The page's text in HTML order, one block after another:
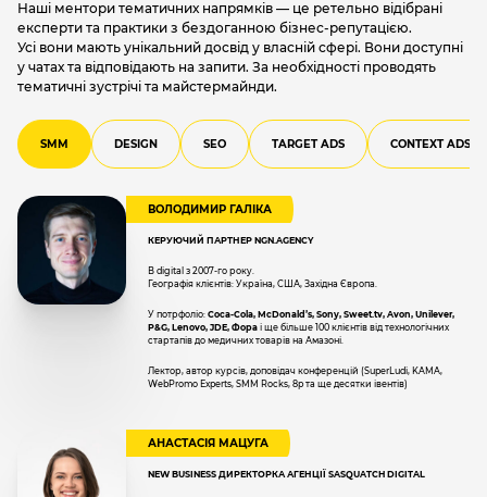
Наші ментори тематичних напрямків — це ретельно відібрані
експерти та практики з бездоганною бізнес-репутацією.
Усі вони мають унікальний досвід у власній сфері. Вони доступні
у чатах та відповідають на запити. За необхідності проводять
тематичні зустрічі та майстермайнди.
SMM DESIGN SEO TARGET ADS CONTEXT ADS
ВОЛОДИМИР ГАЛІКА
КЕРУЮЧИЙ ПАРТНЕР NGN.AGENCY
В digital з 2007-го року.
Географія клієнтів: Україна, США, Західна Європа.
У потрфоліо: Coca-Сola, McDonald’s, Sony, Sweet.tv, Avon, Unilever,
P&G, Lenovo, JDE, Фора і ще більше 100 клієнтів від технологічних
стартапів до медичних товарів на Амазоні.
Лектор, автор курсів, доповідач конференцій (SuperLudi, KAMA,
WebPromo Experts, SMM Rocks, 8p та ще десятки івентів)
АНАСТАСІЯ МАЦУГА
NEW BUSINESS ДИРЕКТОРКА АГЕНЦІЇ SASQUATCH DIGITAL